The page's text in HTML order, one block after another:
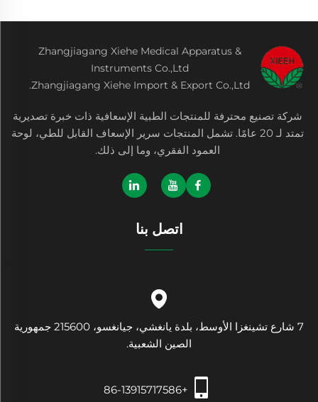
Zhangjiagang Xiehe Medical Apparatus &
Instruments Co.,Ltd
Zhangjiagang Xiehe Import & Export Co.,Ltd.
شركة تصنيع محترفة للمنتجات الطبية الإسعافية ذات خبرة تصديرية
تمتد لـ 20 عامًا. تشمل المنتجات سرير الإسعاف القابل للطي، لوحة
العمود الفقري، وما إلى ذلك.
اتصل بنا
7 شارع تشينغزا الأوسط، بلدة يانغشي، جيانغسو، 215600 جمهورية
الصين الشعبية.
+86-13915717586